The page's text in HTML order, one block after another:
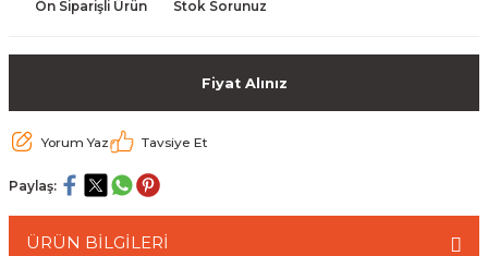
Ön Siparişli Ürün Stok Sorunuz
Fiyat Alınız
Yorum Yaz Tavsiye Et
Paylaş:
ÜRÜN BİLGİLERİ